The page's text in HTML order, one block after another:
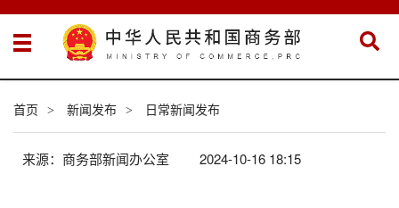
首页 > 新闻发布 > 日常新闻发布
来源：商务部新闻办公室 2024-10-16 18:15